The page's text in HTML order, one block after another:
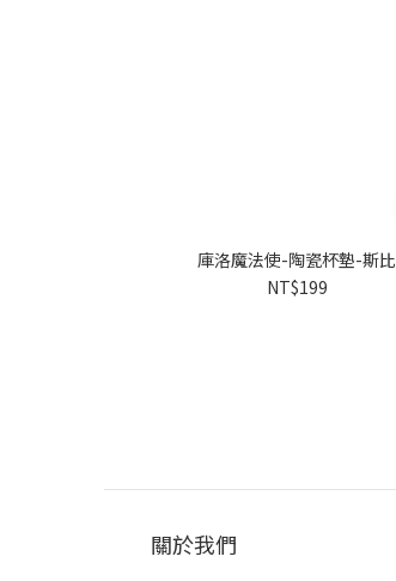
庫洛魔法使-陶瓷杯墊-斯比
NT$199
關於我們